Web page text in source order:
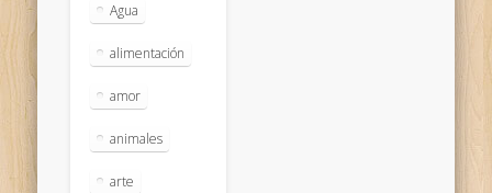
Agua
alimentación
amor
animales
arte